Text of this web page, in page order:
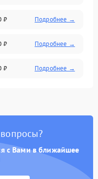
₽ Подробнее →
₽ Подробнее →
₽ Подробнее →
с Вами в ближайшее